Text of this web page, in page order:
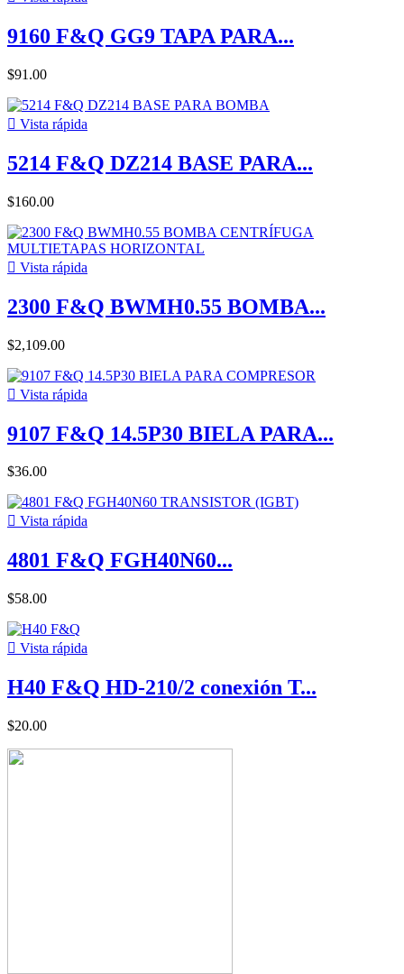
9160 F&Q GG9 TAPA PARA...
$91.00
 Vista rápida
5214 F&Q DZ214 BASE PARA...
$160.00
 Vista rápida
2300 F&Q BWMH0.55 BOMBA...
$2,109.00
 Vista rápida
9107 F&Q 14.5P30 BIELA PARA...
$36.00
 Vista rápida
4801 F&Q FGH40N60...
$58.00
 Vista rápida
H40 F&Q HD-210/2 conexión T...
$20.00